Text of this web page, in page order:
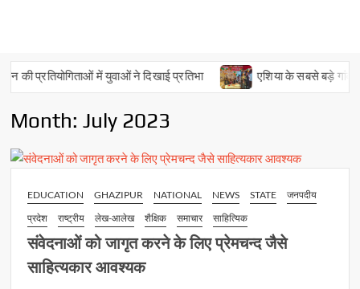
में युवाओं ने दिखाई प्रतिभा एशिया के सबसे बड़े गांव में मना ”
Month:July 2023
EDUCATION GHAZIPUR NATIONAL NEWS STATE
जनपदीय
प्रदेश
राष्ट्रीय लेख-आलेख शैक्षिक समाचार साहित्यिक
संवेदनाओं को जागृत करने के लिए प्रेमचन्द जैसे
साहित्यकार आवश्यक